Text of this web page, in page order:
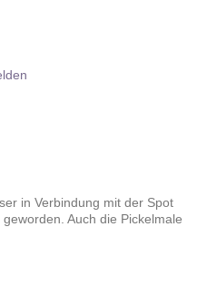
in Verbindung mit der Spot
Auch die Pickelmale